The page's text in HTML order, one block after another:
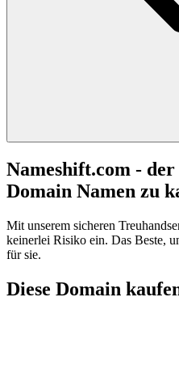
Nameshift.com -
Domain Namen zu
Mit unserem sicheren
keinerlei Risiko ein. Das Beste,
für sie.
Diese Domain